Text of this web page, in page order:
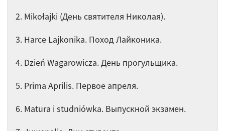
склонением. Часть ІІ
Существительные с нерегулярным
Czas przeszły w języku polskim II
Сослагательное наклонение
2. Mikołajki (День святителя Николая).
3. Harce Lajkonika. Поход Лайконика.
4. Dzień Wagarowicza. День прогульщика.
5. Prima Aprilis. Первое апреля.
6. Matura i studniówka. Выпускной экзамен.